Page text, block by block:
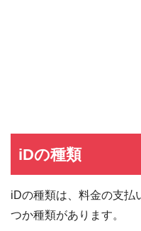
iDの種類
iDの種類は、料金の支払
つか種類があります。